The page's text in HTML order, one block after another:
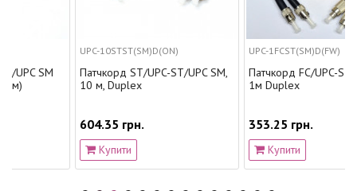
UPC-10STST(SM)D(ON)
Патчкорд ST/UPC-ST/UPC SM,
10 м, Duplex
604.35 грн.
Купити
UPC-1FCST(SM)D(FW)
Патчкорд FC/UPC-ST/UPC SM
1м Duplex
353.25 грн.
Купити